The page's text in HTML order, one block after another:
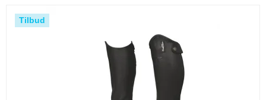
Tilbud